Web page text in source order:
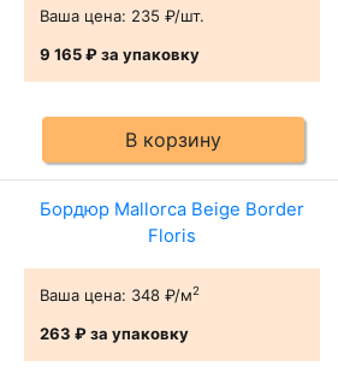
Ваша цена: 235 ₽/шт.
9 165 ₽за упаковку
В корзину
Бордюр Mallorca Beige Border
Floris
Ваша цена: 348 ₽/м2
263 ₽за упаковку